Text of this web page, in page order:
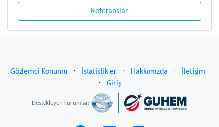
Referanslar
Gözlemci Konumu ⋅ İstatistikler ⋅ Hakkımızda ⋅
İletişim
⋅
Giriş
Destekleyen kurumlar: